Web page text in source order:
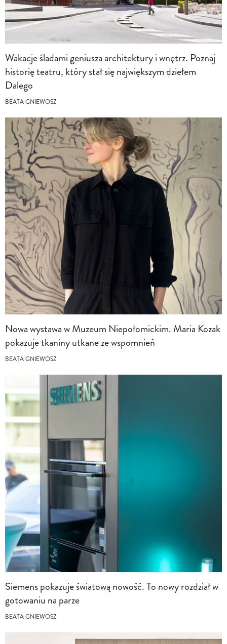
Wakacje śladami geniusza architektury i wnętrz. Poznaj
historię teatru, który stał się największym dziełem
Dalego
BEATA GNIEWOSZ
Nowa wystawa w Muzeum Niepołomickim. Maria Kozak
pokazuje tkaniny utkane ze wspomnień
BEATA GNIEWOSZ
Siemens pokazuje światową nowość. To nowy rozdział w
gotowaniu na parze
BEATA GNIEWOSZ